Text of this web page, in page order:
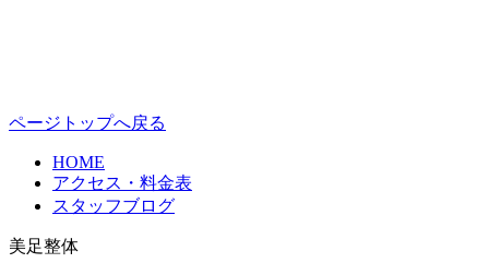
ページトップへ戻る
HOME
アクセス・料金表
スタッフブログ
美足整体